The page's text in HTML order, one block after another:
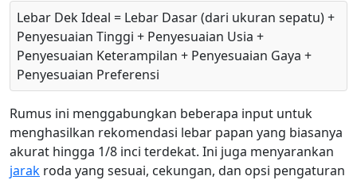
Lebar Dek Ideal = Lebar Dasar (dari ukuran sepatu) +
Penyesuaian Tinggi + Penyesuaian Usia +
Penyesuaian Keterampilan + Penyesuaian Gaya +
Penyesuaian Preferensi
Rumus ini menggabungkan beberapa input untuk
menghasilkan rekomendasi lebar papan yang biasanya
akurat hingga 1/8 inci terdekat. Ini juga menyarankan
jarak roda yang sesuai, cekungan, dan opsi pengaturan